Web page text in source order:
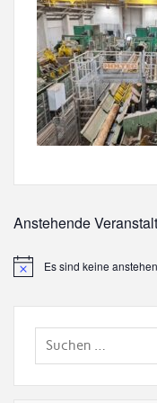
Anstehende
Es sind keine